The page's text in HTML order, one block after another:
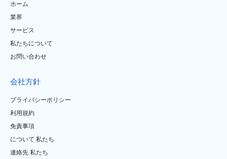
ホーム
業界
サービス
私たちについて
お問い合わせ
会社方針
プライバシーポリシー
利用規約
免責事項
について 私たち
連絡先 私たち